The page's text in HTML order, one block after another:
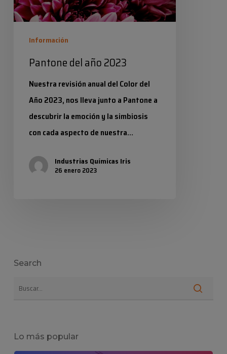
Información
Pantone del año 2023
Nuestra revisión anual del Color del
Año 2023, nos lleva junto a Pantone a
descubrir la emoción y la simbiosis
con cada aspecto de nuestra…
Industrias Químicas Iris
26 enero 2023
Search
Lo más popular